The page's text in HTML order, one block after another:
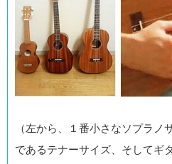
（左から、１番小さなソプラ
であるテナーサイズ、そしてギ